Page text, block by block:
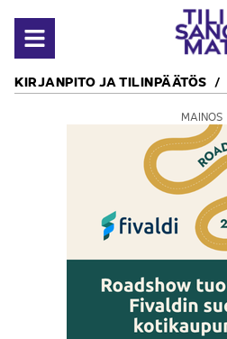
Avaa valikko
KIRJANPITO JA TILINPÄÄTÖS
MAINOS